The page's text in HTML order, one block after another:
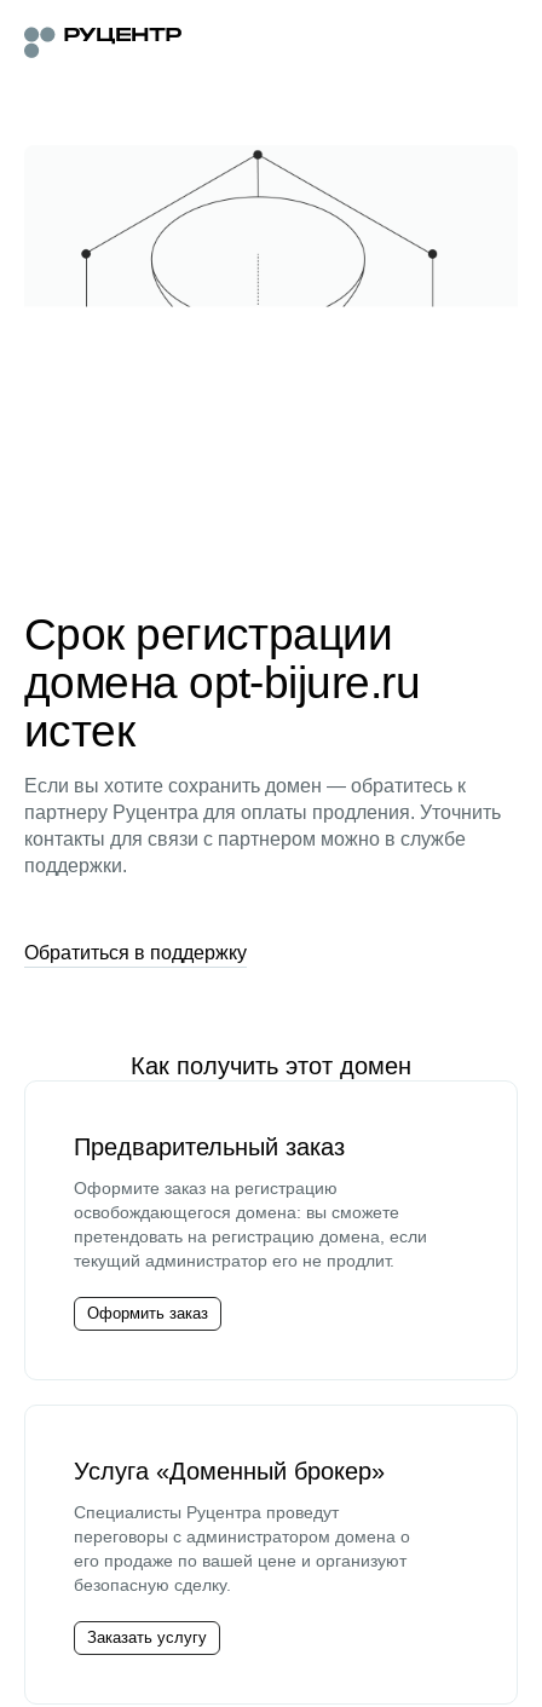
Срок регистрации
домена opt-bijure.ru
истек
Если вы хотите сохранить домен — обратитесь к
партнеру Руцентра для оплаты продления. Уточнить
контакты для связи с партнером можно в службе
поддержки.
Обратиться в поддержку
Как получить этот домен
Предварительный заказ
Оформите заказ на регистрацию
освобождающегося домена: вы сможете
претендовать на регистрацию домена, если
текущий администратор его не продлит.
Оформить заказ
Услуга «Доменный брокер»
Специалисты Руцентра проведут
переговоры с администратором домена о
его продаже по вашей цене и организуют
безопасную сделку.
Заказать услугу